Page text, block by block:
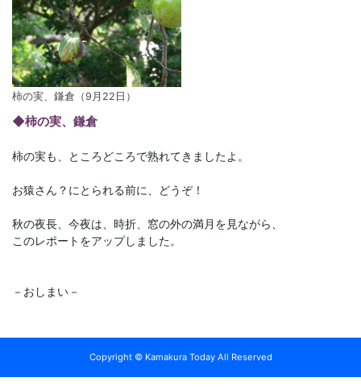
柿の実、鎌倉（9月22日）
◆柿の実、鎌倉
柿の実も、ところどころで熟れてきましたよ。
お猿さん？にとられる前に、どうぞ！
秋の夜長、今夜は、時折、窓の外の満月を見ながら、
このレポートをアップしました。
－おしまい－
Copyright © Kamakura Today All Reserved